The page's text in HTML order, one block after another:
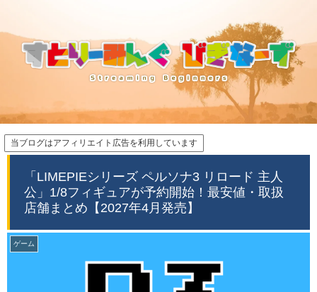
当ブログはアフィリエイト広告を利用しています
「LIMEPIEシリーズ ペルソナ3 リロード 主人
公」1/8フィギュアが予約開始！最安値・取扱
店舗まとめ【2027年4月発売】
ゲーム